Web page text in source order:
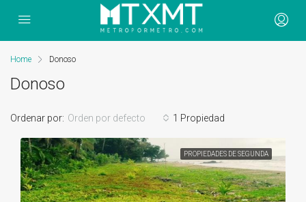
Home Donoso
Donoso
1 Propiedad
Ordenar por: Orden por defecto
PROPIEDADES DE SEGUNDA